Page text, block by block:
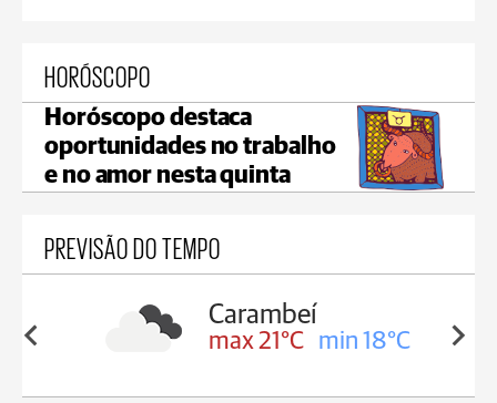
HORÓSCOPO
Horóscopo destaca
oportunidades no trabalho
e no amor nesta quinta
PREVISÃO DO TEMPO
19°C
Carambeí
max 21°C min 18°C